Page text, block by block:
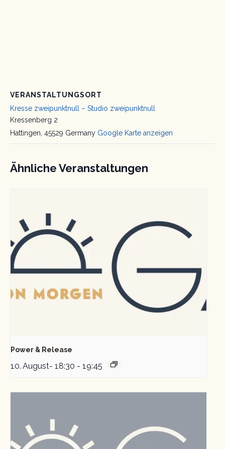
VERANSTALTUNGSORT
Kresse zweipunktnull – Studio zweipunktnull
Kressenberg 2
Hattingen, 45529 Germany Google Karte anzeigen
Ähnliche Veranstaltungen
Power & Release
10. August- 18:30 - 19:45